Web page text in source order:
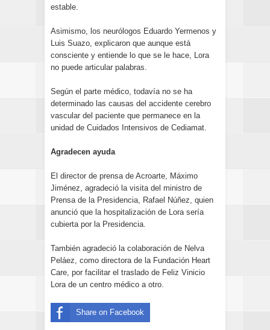
estable.
Asimismo, los neurólogos Eduardo Yermenos y
Luis Suazo, explicaron que aunque está
consciente y entiende lo que se le hace, Lora
no puede articular palabras.
Según el parte médico, todavía no se ha
determinado las causas del accidente cerebro
vascular del paciente que permanece en la
unidad de Cuidados Intensivos de Cediamat.
Agradecen ayuda
El director de prensa de Acroarte, Máximo
Jiménez, agradeció la visita del ministro de
Prensa de la Presidencia, Rafael Núñez, quien
anunció que la hospitalización de Lora sería
cubierta por la Presidencia.
También agradeció la colaboración de Nelva
Peláez, como directora de la Fundación Heart
Care, por facilitar el traslado de Feliz Vinicio
Lora de un centro médico a otro.
Share on Facebook